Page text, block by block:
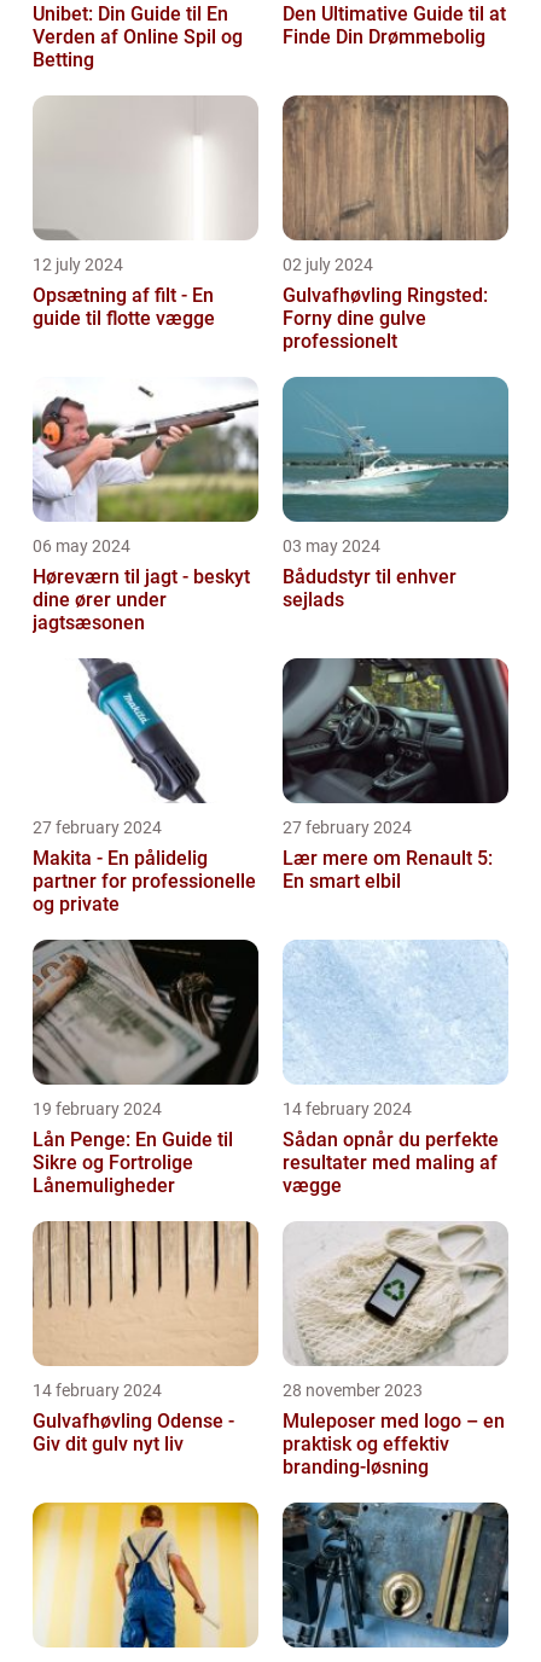
Unibet: Din Guide til En
Verden af Online Spil og
Betting
Den Ultimative Guide til at
Finde Din Drømmebolig
12 july 2024
Opsætning af filt - En
guide til flotte vægge
02 july 2024
Gulvafhøvling Ringsted:
Forny dine gulve
professionelt
06 may 2024
Høreværn til jagt - beskyt
dine ører under
jagtsæsonen
03 may 2024
Bådudstyr til enhver
sejlads
27 february 2024
Makita - En pålidelig
partner for professionelle
og private
27 february 2024
Lær mere om Renault 5:
En smart elbil
19 february 2024
Lån Penge: En Guide til
Sikre og Fortrolige
Lånemuligheder
14 february 2024
Sådan opnår du perfekte
resultater med maling af
vægge
14 february 2024
Gulvafhøvling Odense -
Giv dit gulv nyt liv
28 november 2023
Muleposer med logo – en
praktisk og effektiv
branding-løsning